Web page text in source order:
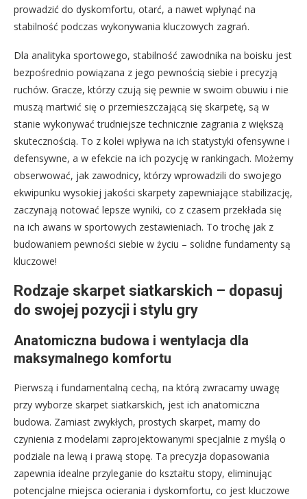
prowadzić do dyskomfortu, otarć, a nawet wpłynąć na
stabilność podczas wykonywania kluczowych zagrań.
Dla analityka sportowego, stabilność zawodnika na boisku jest
bezpośrednio powiązana z jego pewnością siebie i precyzją
ruchów. Gracze, którzy czują się pewnie w swoim obuwiu i nie
muszą martwić się o przemieszczającą się skarpetę, są w
stanie wykonywać trudniejsze technicznie zagrania z większą
skutecznością. To z kolei wpływa na ich statystyki ofensywne i
defensywne, a w efekcie na ich pozycję w rankingach. Możemy
obserwować, jak zawodnicy, którzy wprowadzili do swojego
ekwipunku wysokiej jakości skarpety zapewniające stabilizację,
zaczynają notować lepsze wyniki, co z czasem przekłada się
na ich awans w sportowych zestawieniach. To trochę jak z
budowaniem pewności siebie w życiu – solidne fundamenty są
kluczowe!
Rodzaje skarpet siatkarskich – dopasuj
do swojej pozycji i stylu gry
Anatomiczna budowa i wentylacja dla
maksymalnego komfortu
Pierwszą i fundamentalną cechą, na którą zwracamy uwagę
przy wyborze skarpet siatkarskich, jest ich anatomiczna
budowa. Zamiast zwykłych, prostych skarpet, mamy do
czynienia z modelami zaprojektowanymi specjalnie z myślą o
podziale na lewą i prawą stopę. Ta precyzja dopasowania
zapewnia idealne przyleganie do kształtu stopy, eliminując
potencjalne miejsca ocierania i dyskomfortu, co jest kluczowe